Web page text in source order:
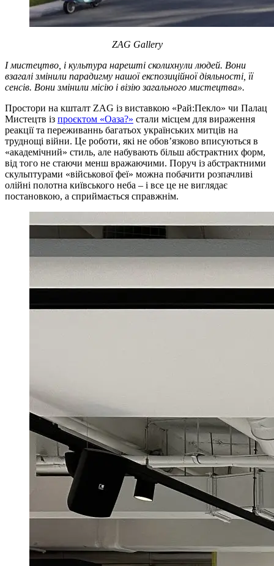
ZAG Gallery
І мистецтво, і культура нарешті сколихнули людей. Вони
взагалі змінили парадигму нашої експозиційної діяльності, її
сенсів. Вони змінили місію і візію загального мистецтва».
Простори на кшталт ZAG із виставкою «Рай:Пекло» чи Палац
Мистецтв із проєктом «Оаза?» стали місцем для вираження
реакції та переживаннь багатьох українських митців на
труднощі війни. Це роботи, які не обов’язково вписуються в
«академічний» стиль, але набувають більш абстрактних форм,
від того не стаючи менш вражаючими. Поруч із абстрактними
скульптурами «військової феї» можна побачити розпачливі
олійні полотна київського неба – і все це не виглядає
постановкою, а сприймається справжнім.